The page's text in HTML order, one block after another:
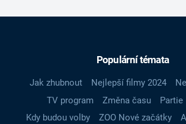
Populární témata
Jak zhubnout Nejlepší filmy 2024
TV program
Změna času Partie
Kdy budou volby
ZOO Nové začátky